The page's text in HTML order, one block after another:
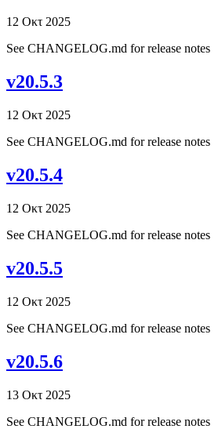
12 Οκτ 2025
See CHANGELOG.md for release notes
v20.5.3
12 Οκτ 2025
See CHANGELOG.md for release notes
v20.5.4
12 Οκτ 2025
See CHANGELOG.md for release notes
v20.5.5
12 Οκτ 2025
See CHANGELOG.md for release notes
v20.5.6
13 Οκτ 2025
See CHANGELOG.md for release notes